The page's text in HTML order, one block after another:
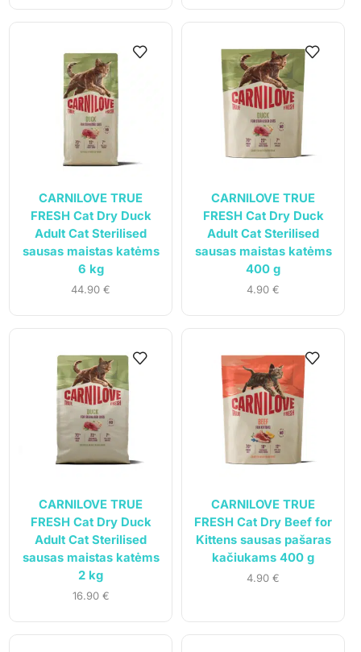
CARNILOVE TRUE
FRESH Cat Dry Duck
Adult Cat Sterilised
sausas maistas katėms
6 kg
44.90 €
CARNILOVE TRUE
FRESH Cat Dry Duck
Adult Cat Sterilised
sausas maistas katėms
400 g
4.90 €
CARNILOVE TRUE
FRESH Cat Dry Duck
Adult Cat Sterilised
sausas maistas katėms
2 kg
16.90 €
CARNILOVE TRUE
FRESH Cat Dry Beef for
Kittens sausas pašaras
kačiukams 400 g
4.90 €
UAB „Andruma”
Įmonės kodas: 306308303
PVM mokėtojo kodas: LT100017892614
+370 699 75000
Informacija
Pirkimo-pardavimo taisyklės